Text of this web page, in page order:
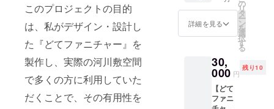
このプロジェクトの目的
は、私がデザイン・設計し
た『どてファニチャー』を
製作し、実際の河川敷空間
で多くの方に利用していた
だくことで、その有用性を
成果報
データ
にてお
（12月
頃）
ベント
終了後
（10/20
合、イ
ベント
成果報
告を
データ
ブック
数量：1
点 サイ
ブッ
ク】 感
謝の気
持ちを
て、お
礼の
メッ
セージ
をお送
詳細を見る
の
リ
タ
ー
ン
を
選
択
す
る
30,
000 円
残り10
【どて
ファニ